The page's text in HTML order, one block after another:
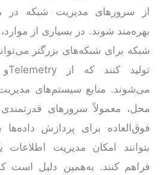
از سرورهای مدیریت شبکه در
بهره‌مند شوند. در بسیاری از
شبکه برای شبکه‌های بزرگتر
می‌شوند. منابع سیستم‌های
محل، معمولاً سرورهای
فوق‌العاده برای پردازش داده‌ها
بتوانند امکان مدیریت
فراهم کنند. به‌همین دلیل است